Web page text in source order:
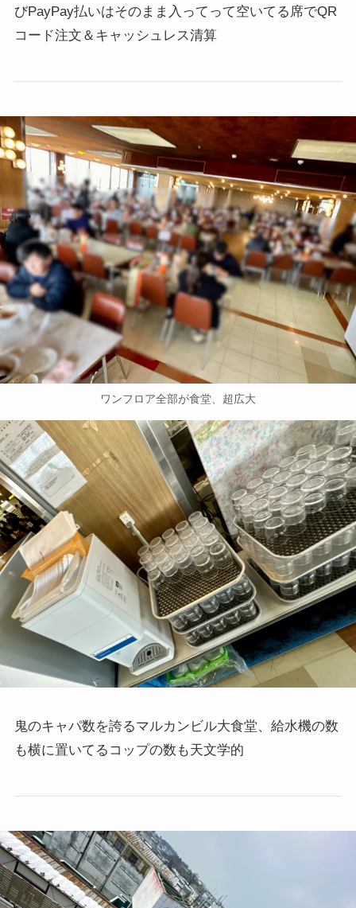
びPayPay払いはそのまま入ってって空いてる席でQR
コード注文＆キャッシュレス清算
ワンフロア全部が食堂、超広大
鬼のキャパ数を誇るマルカンビル大食堂、給水機の数
も横に置いてるコップの数も天文学的